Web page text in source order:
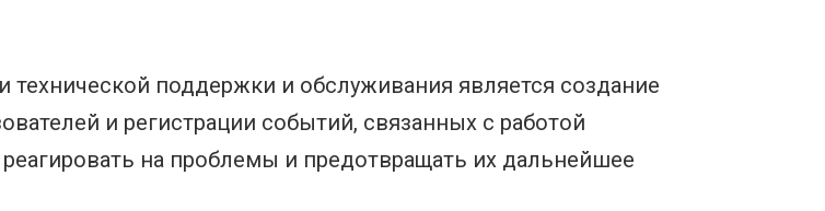
поддержки и обслуживания является создание
и регистрации событий, связанных с работой
на проблемы и предотвращать их дальнейшее